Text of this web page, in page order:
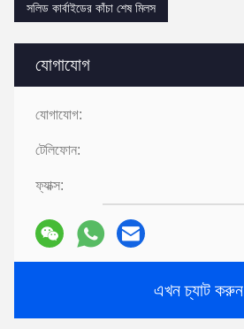
যোগাযোগ
যোগাযোগ:
টেলিফোন:
ফ্যাক্স:
এখন চ্যাট করুন
সলিড কার্বাইডের কাঁচা শেষ মিলস